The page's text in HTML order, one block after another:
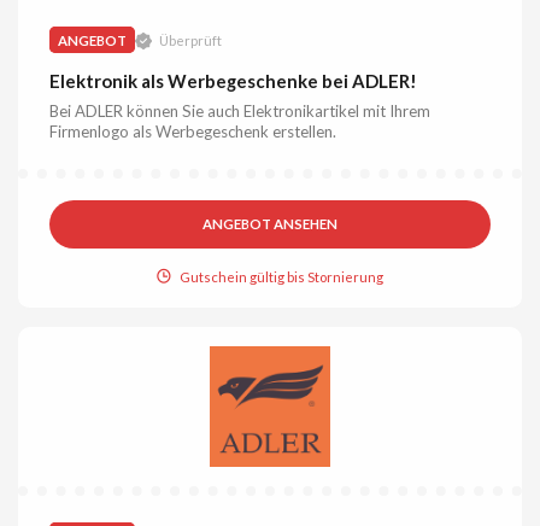
ANGEBOT Überprüft
Elektronik als Werbegeschenke bei ADLER!
Bei ADLER können Sie auch Elektronikartikel mit Ihrem
Firmenlogo als Werbegeschenk erstellen.
ANGEBOT ANSEHEN
Gutschein gültig bis Stornierung